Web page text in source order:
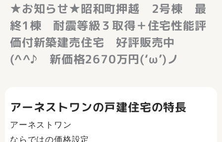
★お知らせ★昭和町押越 2号棟 最
終1棟 耐震等級３取得＋住宅性能評
価付新築建売住宅 好評販売中
(^^♪ 新価格2670万円(‘ω’)ノ
アーネストワンの戸建住宅の特長
アーネストワン
ならではの価格設定